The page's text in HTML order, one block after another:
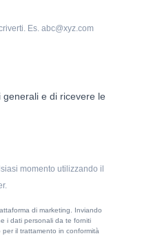
Es. abc@xyz.com
generali e di ricevere le
momento utilizzando il
di marketing. Inviando
i dati personali da te forniti
il trattamento in conformità